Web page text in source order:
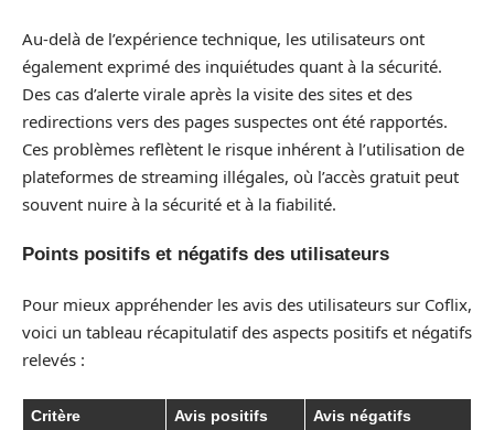
Au-delà de l’expérience technique, les utilisateurs ont
également exprimé des inquiétudes quant à la sécurité.
Des cas d’alerte virale après la visite des sites et des
redirections vers des pages suspectes ont été rapportés.
Ces problèmes reflètent le risque inhérent à l’utilisation de
plateformes de streaming illégales, où l’accès gratuit peut
souvent nuire à la sécurité et à la fiabilité.
Points positifs et négatifs des utilisateurs
Pour mieux appréhender les avis des utilisateurs sur Coflix,
voici un tableau récapitulatif des aspects positifs et négatifs
relevés :
Critère Avis positifs Avis négatifs